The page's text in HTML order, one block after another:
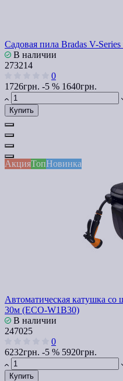
Cадовая пила Bradas V-
В наличии
273214
0
1726грн. -5 % 1640грн.
Купить
АкцияТопНовинка
Автоматическая катушка со
30м (ECO-W1B30)
В наличии
247025
0
6232грн. -5 % 5920грн.
Купить